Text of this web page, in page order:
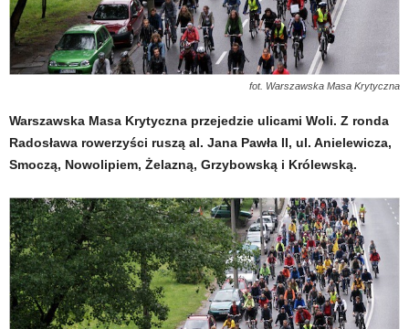
fot. Warszawska Masa Krytyczna
Warszawska Masa Krytyczna przejedzie ulicami Woli. Z ronda
Radosława rowerzyści ruszą al. Jana Pawła II, ul. Anielewicza,
Smoczą, Nowolipiem, Żelazną, Grzybowską i Królewską.